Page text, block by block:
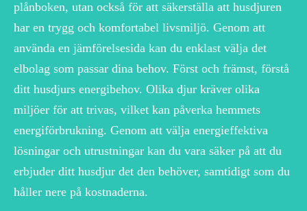
plånboken, utan också för att säkerställa att husdjuren
har en trygg och komfortabel livsmiljö. Genom att
använda en jämförelsesida kan du enklast välja det
elbolag som passar dina behov. Först och främst, förstå
ditt husdjurs energibehov. Olika djur kräver olika
miljöer för att trivas, vilket kan påverka hemmets
energiförbrukning. Genom att välja energieffektiva
lösningar och utrustningar kan du vara säker på att du
erbjuder ditt husdjur det den behöver, samtidigt som du
håller nere på kostnaderna.